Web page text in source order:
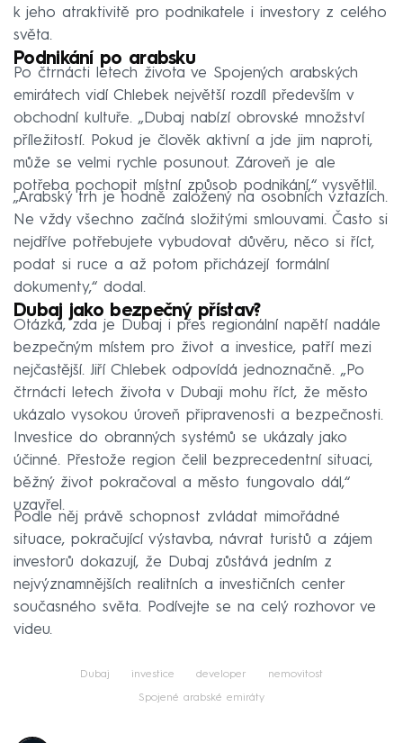
k jeho atraktivitě pro podnikatele i investory z celého
světa.
Podnikání po arabsku
Po čtrnácti letech života ve Spojených arabských
emirátech vidí Chlebek největší rozdíl především v
obchodní kultuře. „Dubaj nabízí obrovské množství
příležitostí. Pokud je člověk aktivní a jde jim naproti,
může se velmi rychle posunout. Zároveň je ale
potřeba pochopit místní způsob podnikání,“ vysvětlil.
„Arabský trh je hodně založený na osobních vztazích.
Ne vždy všechno začíná složitými smlouvami. Často si
nejdříve potřebujete vybudovat důvěru, něco si říct,
podat si ruce a až potom přicházejí formální
dokumenty,“ dodal.
Dubaj jako bezpečný přístav?
Otázka, zda je Dubaj i přes regionální napětí nadále
bezpečným místem pro život a investice, patří mezi
nejčastější. Jiří Chlebek odpovídá jednoznačně. „Po
čtrnácti letech života v Dubaji mohu říct, že město
ukázalo vysokou úroveň připravenosti a bezpečnosti.
Investice do obranných systémů se ukázaly jako
účinné. Přestože region čelil bezprecedentní situaci,
běžný život pokračoval a město fungovalo dál,“
uzavřel.
Podle něj právě schopnost zvládat mimořádné
situace, pokračující výstavba, návrat turistů a zájem
investorů dokazují, že Dubaj zůstává jedním z
nejvýznamnějších realitních a investičních center
současného světa. Podívejte se na celý rozhovor ve
videu.
Dubaj investice developer nemovitost
Spojené arabské emiráty